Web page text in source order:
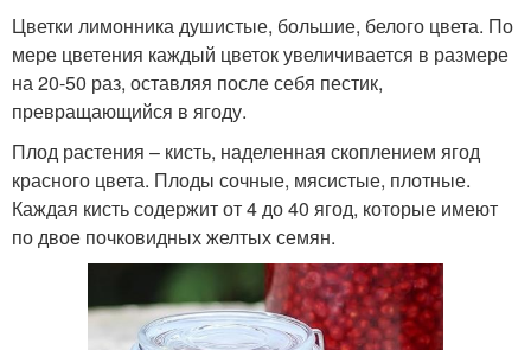
Цветки лимонника душистые, большие, белого цвета. По
мере цветения каждый цветок увеличивается в размере
на 20-50 раз, оставляя после себя пестик,
превращающийся в ягоду.
Плод растения – кисть, наделенная скоплением ягод
красного цвета. Плоды сочные, мясистые, плотные.
Каждая кисть содержит от 4 до 40 ягод, которые имеют
по двое почковидных желтых семян.